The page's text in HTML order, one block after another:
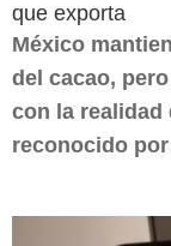
que exporta
México
del cacao,
con la realidad
reconocido